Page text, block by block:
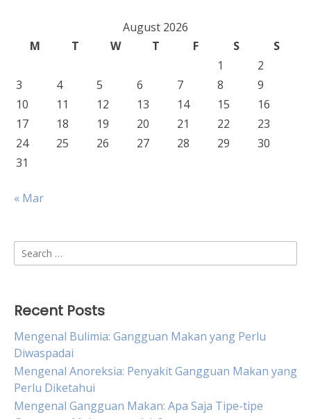
August 2026
M
T W T F S
S
1
2
3
4 5 6 7 8
9
10
11 12 13 14 15
16
17
18 19 20 21 22
23
24
25 26 27 28 29
30
31
« Mar
Search
for:
Recent Posts
Mengenal Bulimia: Gangguan Makan yang Perlu
Diwaspadai
Mengenal Anoreksia: Penyakit Gangguan Makan yang
Perlu Diketahui
Mengenal Gangguan Makan: Apa Saja Tipe-tipe